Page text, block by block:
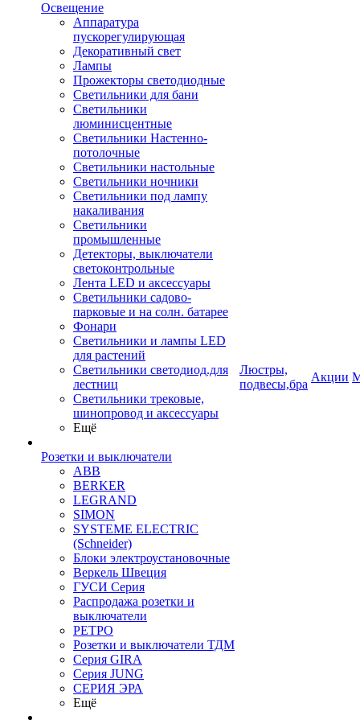
Освещение
Аппаратура
пускорегулирующая
Декоративный свет
Лампы
Прожекторы светодиодные
Светильники для бани
Светильники
люминисцентные
Светильники Настенно-
потолочные
Светильники настольные
Светильники ночники
Светильники под лампу
накаливания
Светильники
промышленные
Детекторы, выключатели
светоконтрольные
Лента LED и аксессуары
Светильники садово-
парковые и на солн. батарее
Фонари
Светильники и лампы LED
для растений
Светильники светодиод.для
лестниц
Светильники трековые,
шинопровод и аксессуары
Ещё
Розетки и выключатели
ABB
BERKER
LEGRAND
SIMON
SYSTEME ELECTRIC
(Schneider)
Блоки электроустановочные
Веркель Швеция
ГУСИ Серия
Распродажа розетки и
выключатели
РЕТРО
Розетки и выключатели ТДМ
Серия GIRA
Серия JUNG
СЕРИЯ ЭРА
Ещё
Люстры,
подвесы,бра
Акции